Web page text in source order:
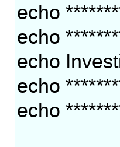
echo
echo
echo
echo
echo